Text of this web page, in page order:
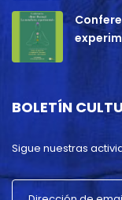
BOLETÍN
Sigue nuestras